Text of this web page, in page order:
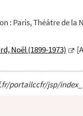
: Paris, Théâtre de la
Noël (1899-1973)
portailccfr/jsp/